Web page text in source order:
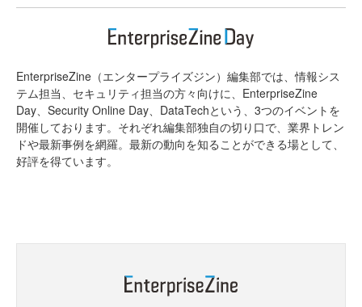
EnterpriseZine（エンタープライズジン）編集部では、情報シス
テム担当、セキュリティ担当の方々向けに、EnterpriseZine
Day、Security Online Day、DataTechという、3つのイベントを
開催しております。それぞれ編集部独自の切り口で、業界トレン
ドや最新事例を網羅。最新の動向を知ることができる場として、
好評を得ています。